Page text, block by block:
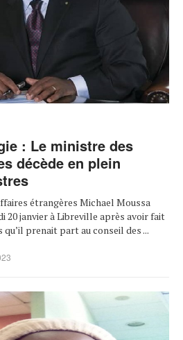
: Le ministre des
décède en plein
étrangères Michael Moussa
20 janvier à Libreville après avoir fait
prenait part au conseil des ...